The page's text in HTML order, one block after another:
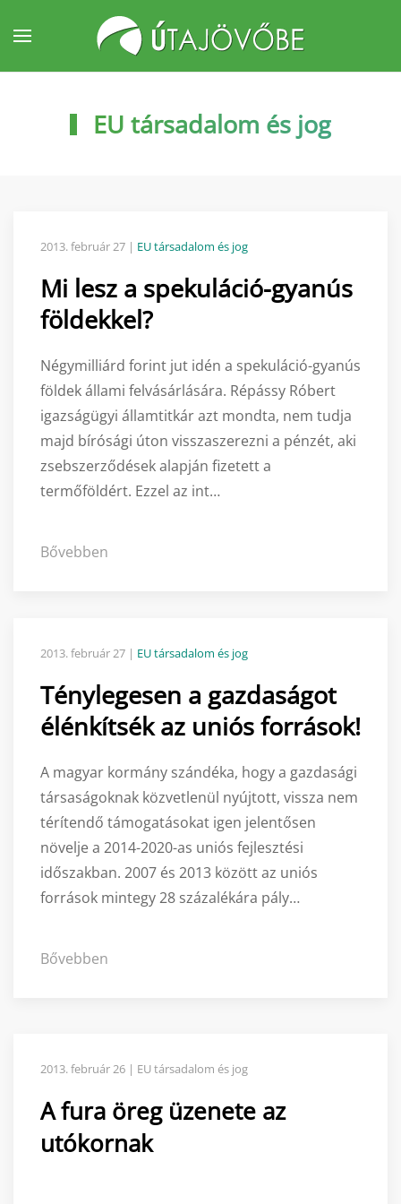
Fő tartalom átugrása
EU társadalom és jog
2013. február 27 | EU társadalom és jog
Mi lesz a spekuláció-gyanús
földekkel?
Négymilliárd forint jut idén a spekuláció-gyanús
földek állami felvásárlására. Répássy Róbert
igazságügyi államtitkár azt mondta, nem tudja
majd bírósági úton visszaszerezni a pénzét, aki
zsebszerződések alapján fizetett a
termőföldért. Ezzel az int…
Bővebben
2013. február 27 | EU társadalom és jog
Ténylegesen a gazdaságot
élénkítsék az uniós források!
A magyar kormány szándéka, hogy a gazdasági
társaságoknak közvetlenül nyújtott, vissza nem
térítendő támogatásokat igen jelentősen
növelje a 2014-2020-as uniós fejlesztési
időszakban. 2007 és 2013 között az uniós
források mintegy 28 százalékára pály…
Bővebben
2013. február 26 | EU társadalom és jog
A fura öreg üzenete az
utókornak